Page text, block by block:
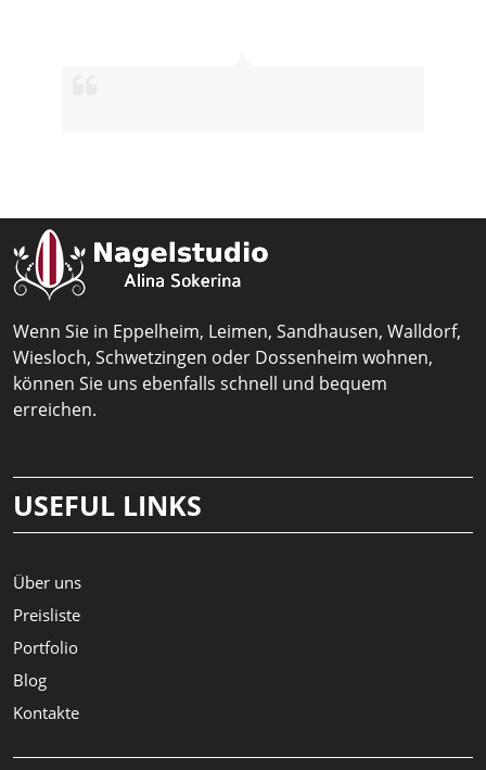
Wenn Sie in Eppelheim, Leimen, Sandhausen, Walldorf,
Wiesloch, Schwetzingen oder Dossenheim wohnen,
können Sie uns ebenfalls schnell und bequem
erreichen.
USEFUL LINKS
Über uns
Preisliste
Portfolio
Blog
Kontakte